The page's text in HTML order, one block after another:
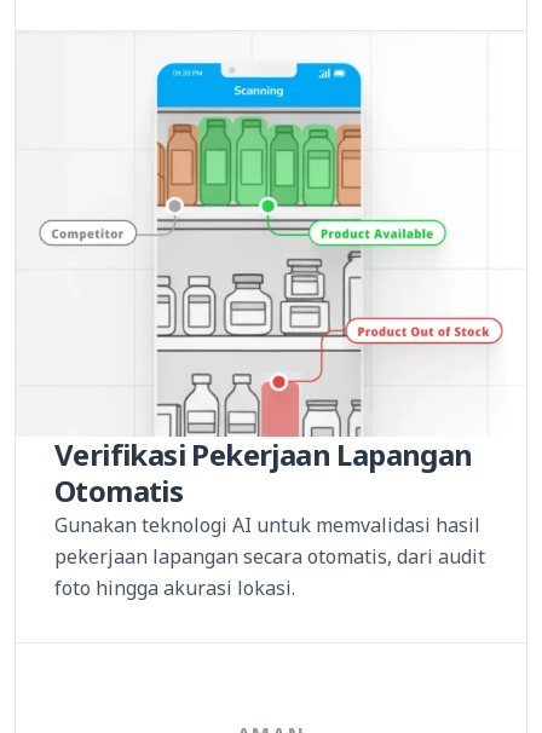
Verifikasi Pekerjaan Lapangan
Otomatis
Gunakan teknologi AI untuk memvalidasi hasil
pekerjaan lapangan secara otomatis, dari audit
foto hingga akurasi lokasi.